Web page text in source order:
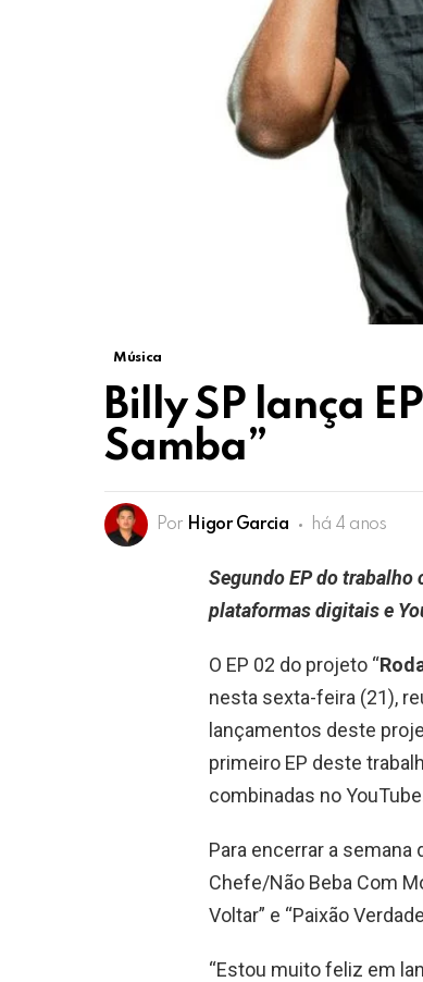
Música
Billy SP lança
Samba”
Por Higor Garcia há 4 anos
Segundo EP do
plataformas digitais e
O EP 02 do projeto “
nesta sexta-feira (21),
lançamentos deste
primeiro EP deste
combinadas no
Para encerrar a
Chefe/Não Beba Com
Voltar” e “Paixão
“Estou muito feliz em